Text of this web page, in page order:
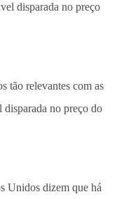
tão relevantes com as
disparada no preço do